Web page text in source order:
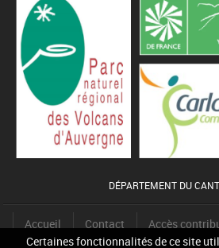
Certaines fonctionnalités de ce site
DÉPARTEMENT DU
Accueil Contact Accès